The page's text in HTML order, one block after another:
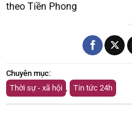
theo Tiền Phong
Chuyên mục:
Thời sự - xã hội , Tin tức 24h